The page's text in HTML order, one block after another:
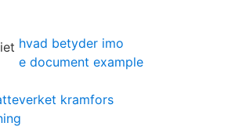
hvad betyder imo
e document example
kramfors